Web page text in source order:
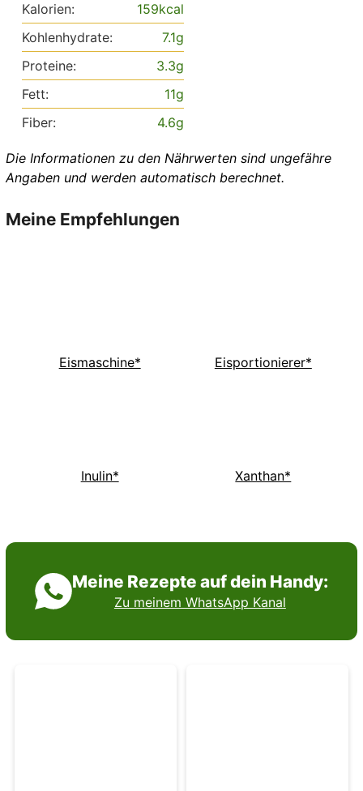
Kalorien:
159kcal
Kohlenhydrate:
7.1g
Proteine:
3.3g
Fett:
11g
Fiber:
4.6g
Die Informationen zu den Nährwerten sind ungefähre
Angaben und werden automatisch berechnet.
Meine Empfehlungen
Eismaschine* Eisportionierer*
Inulin* Xanthan*
Meine Rezepte auf dein Handy:
Zu meinem WhatsApp Kanal